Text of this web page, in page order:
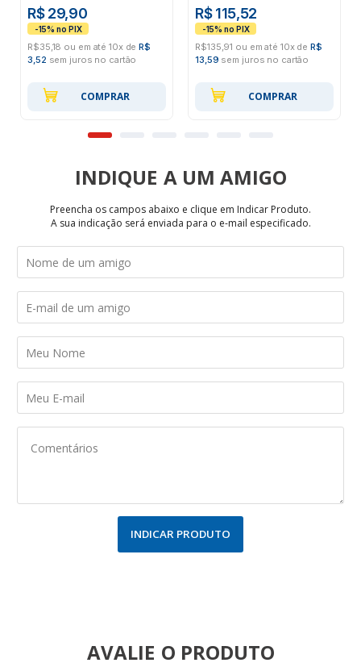
R$ 29,90
R$35,18 ou em até 10x deR$
3,52 sem juros no cartão
COMPRAR
R$ 115,52
R$135,91 ou em até 10x deR$
13,59 sem juros no cartão
COMPRAR
INDIQUE
Preencha os campos abaixo e clique em Indicar Produto.
A sua indicação será enviada para o e-mail especificado.
INDICAR PRODUTO
AVALIE